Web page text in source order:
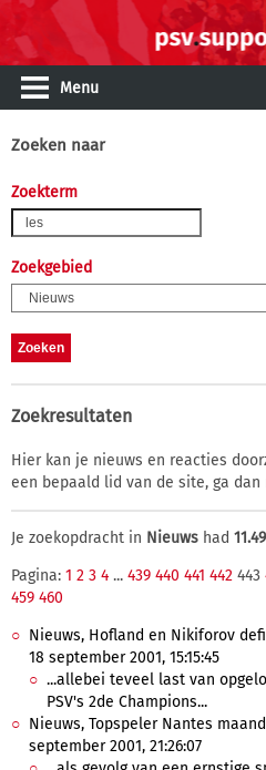
Menu
Zoeken naar
Zoekterm
Zoekgebied
Zoekresultaten
Hier kan je nieuws en reacties
een bepaald lid van de site, ga dan
Je zoekopdracht in Nieuws had
Pagina: 1 2 3 4 ... 439 440 441 442 443
459 460
Nieuws, Hofland en Nikiforov
18 september 2001, 15:15:45
...allebei teveel last van
PSV's 2de Champions...
Nieuws, Topspeler Nantes
september 2001, 21:26:07